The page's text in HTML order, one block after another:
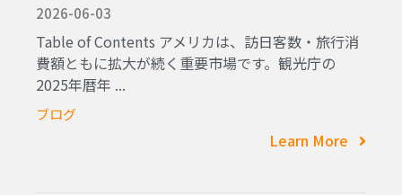
2026-06-03
Table of Contents アメリカは、訪日客数・旅行消
費額ともに拡大が続く重要市場です。観光庁の
2025年暦年 ...
ブログ
Learn More